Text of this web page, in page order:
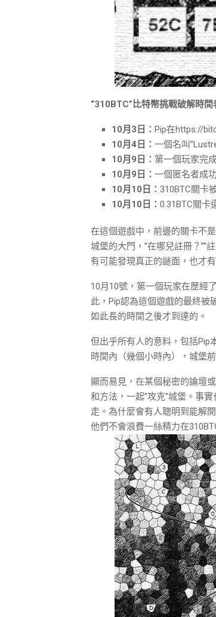
“310BTC”比特幣挑戰破解時間
10月3日： Pip在https://
10月4日： 一個名叫
10月9日： 第一個玩家完
10月9日： 一個匿名者成
10月10日： 310BTC關卡
10月10日： 0.31BTC關卡
在這個遊戲中，前邊的關卡不
城堡的大門，”在哪兒註冊？””
有可能發現真正的謎面，也才
10月10號，第一個玩家在歷經
此，Pip認為這個遊戲的最終
如此長的時間之後才到達的。
但出乎所有人的意料，包括Pip
時間內（幾個小時內），城堡
顯而易見，在某個秘密的論壇
和方法，一起”攻克”城堡。事
走。為什麼會有人聰明到能解
他們不會浪費一絲精力在